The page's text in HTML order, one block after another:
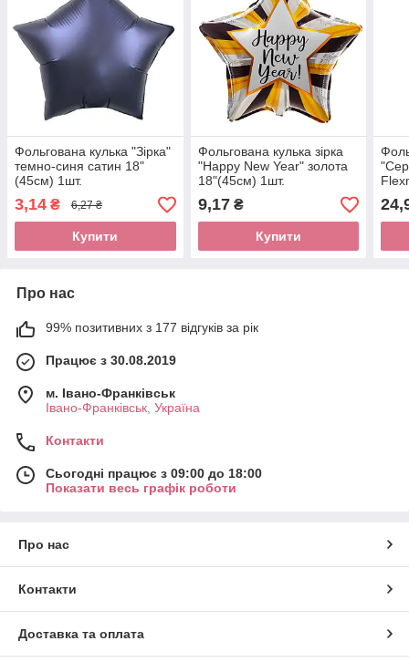
Фольгована кулька "Зірка"
темно-синя сатин 18"
(45см) 1шт.
3,14 ₴ 6,27 ₴
Купити
Фольгована кулька зірка
"Happy New Year" золота
18"(45см) 1шт.
9,17₴
Купити
Про нас
99% позитивних з 177 відгуків за рік
Працює з 30.08.2019
м. Івано-Франківськ
Івано-Франківськ, Україна
Контакти
Сьогодні працює з 09:00 до 18:00
Показати весь графік роботи
Про нас
Контакти
Доставка та оплата